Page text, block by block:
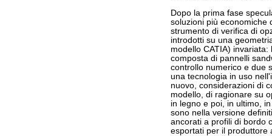
Dopo la prima fase
soluzioni più economiche
strumento di verifica di
introdotti su una
modello CATIA)
composta di pannelli
controllo numerico e due
una tecnologia in uso
nuovo, considerazioni di
modello, di ragionare su
in legno e poi, in ultimo,
sono nella versione
ancorati a profili di bordo
esportati per il produttore